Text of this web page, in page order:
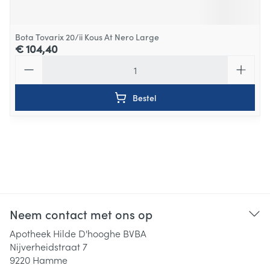
Bota Tovarix 20/ii Kous At Nero Large
€ 104,40
Bestel
Neem contact met ons op
Apotheek Hilde D'hooghe BVBA
Nijverheidstraat 7
9220 Hamme